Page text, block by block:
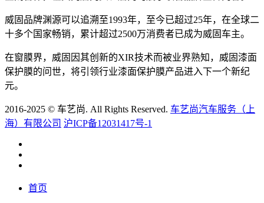
威固品牌渊源可以追溯至1993年，至今已超过25年，在全球二
十多个国家畅销，累计超过2500万消费者已成为威固车主。
在窗膜界，威固因其创新的XIR技术而被业界熟知，威固漆面
保护膜的问世，将引领行业漆面保护膜产品进入下一个新纪
元。
2016-2025 © 车艺尚. All Rights Reserved. 车艺尚汽车服务（上
海）有限公司 沪ICP备12031417号-1
首页